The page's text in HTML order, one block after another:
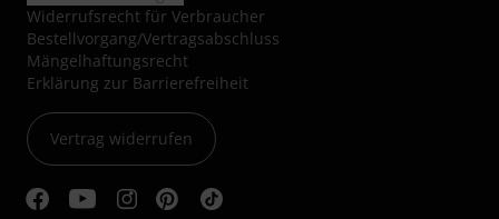
Widerrufsrecht für Verbraucher
Bestellvorgang/Vertragsabschluss
Mängelhaftungsrecht
Erklärung zur Barrierefreiheit
Vertrag widerrufen